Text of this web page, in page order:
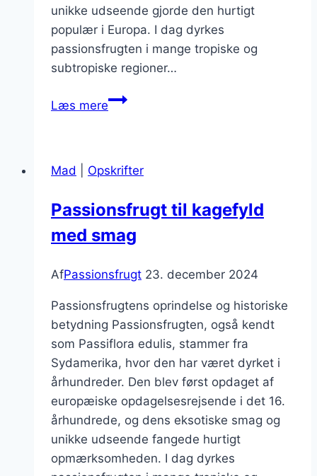
unikke udseende gjorde den hurtigt
populær i Europa. I dag dyrkes
passionsfrugten i mange tropiske og
subtropiske regioner…
Læs merePassionsfrugt
syrlig
Mad Opskrifter
Passionsfrugt til kagefyld
med smag
AfPassionsfrugt 23. december 2024
Passionsfrugtens oprindelse og historiske
betydning Passionsfrugten, også kendt
som Passiflora edulis, stammer fra
Sydamerika, hvor den har været dyrket i
århundreder. Den blev først opdaget af
europæiske opdagelsesrejsende i det 16.
århundrede, og dens eksotiske smag og
unikke udseende fangede hurtigt
opmærksomheden. I dag dyrkes